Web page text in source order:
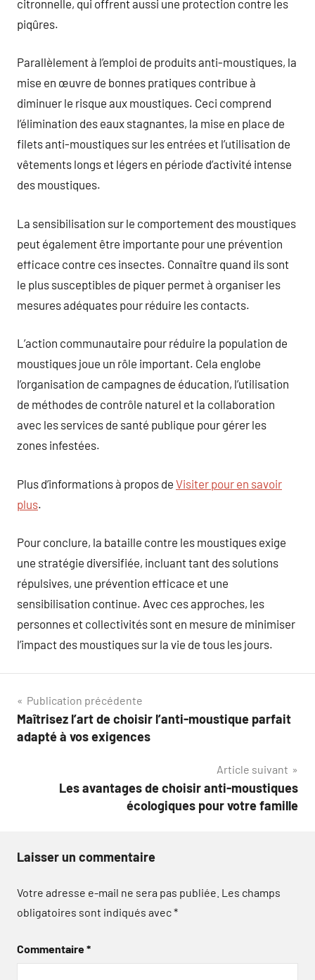
citronnelle, qui offrent aussi une protection contre les
piqûres.
Parallèlement à l’emploi de produits anti-moustiques, la
mise en œuvre de bonnes pratiques contribue à
diminuer le risque aux moustiques. Ceci comprend
l’élimination des eaux stagnantes, la mise en place de
filets anti-moustiques sur les entrées et l’utilisation de
vêtements longs et légers en période d’activité intense
des moustiques.
La sensibilisation sur le comportement des moustiques
peut également être importante pour une prévention
efficace contre ces insectes. Connaître quand ils sont
le plus susceptibles de piquer permet à organiser les
mesures adéquates pour réduire les contacts.
L’action communautaire pour réduire la population de
moustiques joue un rôle important. Cela englobe
l’organisation de campagnes de éducation, l’utilisation
de méthodes de contrôle naturel et la collaboration
avec les services de santé publique pour gérer les
zones infestées.
Plus d’informations à propos de Visiter pour en savoir
plus.
Pour conclure, la bataille contre les moustiques exige
une stratégie diversifiée, incluant tant des solutions
répulsives, une prévention efficace et une
sensibilisation continue. Avec ces approches, les
personnes et collectivités sont en mesure de minimiser
l’impact des moustiques sur la vie de tous les jours.
Navigation
de
Publication précédente
Maîtrisez l’art de choisir l’anti-moustique parfait
adapté à vos exigences
Article suivant
Les avantages de choisir anti-moustiques
écologiques pour votre famille
Laisser un commentaire
Votre adresse e-mail ne sera pas publiée. Les champs
obligatoires sont indiqués avec*
Commentaire*